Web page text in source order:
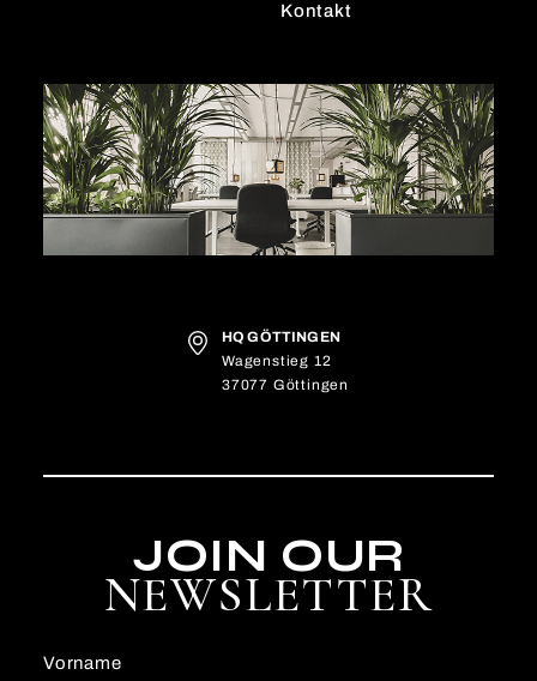
Kontakt
HQ GÖTTINGEN
Wagenstieg 12
37077 Göttingen
JOIN OUR
NEWSLETTER
Vorname